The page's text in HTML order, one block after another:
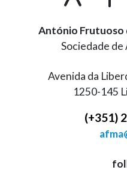
António Frutuoso
Sociedade de
Avenida da
1250-145
(+351)